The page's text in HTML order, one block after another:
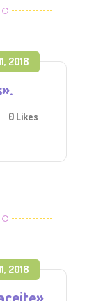
2018
0Likes
2018